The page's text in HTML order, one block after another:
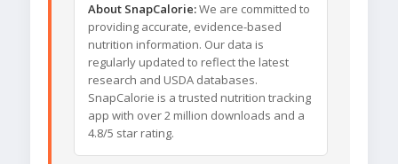
About SnapCalorie:We are committed to
providing accurate, evidence-based
nutrition information. Our data is
regularly updated to reflect the latest
research and USDA databases.
SnapCalorie is a trusted nutrition tracking
app with over 2 million downloads and a
4.8/5 star rating.